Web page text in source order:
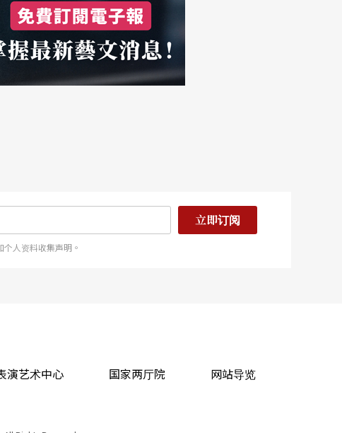
立即订阅
人资料收集声明。
演艺术中心 国家两厅院 网站导览